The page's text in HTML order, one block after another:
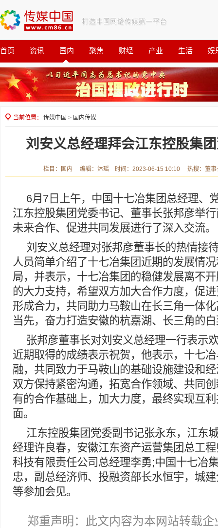
首页 资讯 国内 聚焦 财经 产业 生活 娱
观察 公益
当前位置： 传媒中国 > 国内传媒
刘安义总经理拜会江东控股集
栏目：国内 编辑：沐瑶 时间：2023-06-15 10:10 热搜：董
6月7日上午，中国十七冶集团总经理、
江东控股集团党委书记、董事长张邦彦举
未来合作、促进共同发展进行了深入交流。
刘安义总经理对张邦彦董事长的热情接
人员简单介绍了十七冶集团近期的发展情
局，并表示，十七冶集团的稳健发展离不
的大力支持，希望双方加大合作力度，促
形成合力，共同助力马鞍山在长三角一体
当先，奋力打造安徽的杭嘉湖、长三角的
张邦彦董事长对刘安义总经理一行表示
近期取得的成绩表示祝贺，他表示，十七
融，共同致力于马鞍山的基础设施建设和
双方保持紧密沟通，拓宽合作领域、共同
有的合作基础上，加大力度，最终实现互
面。
江东控股集团党委副书记张永东，江东
经理许良春，安徽江东资产运营集团总工
科技有限责任公司总经理李勇;中国十七冶
忠，副总经济师、投融资部长水恒宇，城
等参加会见。
郑重声明：此文内容为本网站转载